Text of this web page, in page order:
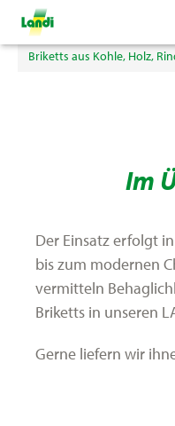
Feste Brennstoffe
Briketts aus Kohle, Holz,
Im
Der Einsatz erfolgt
bis zum modernen
vermitteln
Briketts in unseren
Gerne liefern wir